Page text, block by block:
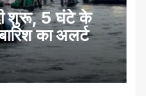
शुरू, 5 घंटे के
का अलर्ट